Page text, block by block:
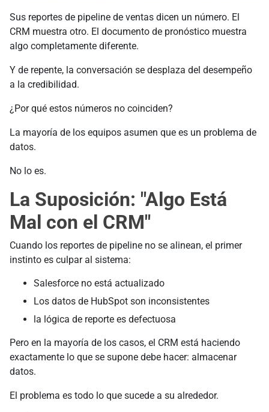
Sus reportes de pipeline de ventas dicen un número. El
CRM muestra otro. El documento de pronóstico muestra
algo completamente diferente.
Y de repente, la conversación se desplaza del desempeño
a la credibilidad.
¿Por qué estos números no coinciden?
La mayoría de los equipos asumen que es un problema de
datos.
No lo es.
La Suposición: "Algo Está
Mal con el CRM"
Cuando los reportes de pipeline no se alinean, el primer
instinto es culpar al sistema:
Salesforce no está actualizado
Los datos de HubSpot son inconsistentes
la lógica de reporte es defectuosa
Pero en la mayoría de los casos, el CRM está haciendo
exactamente lo que se supone debe hacer: almacenar
datos.
El problema es todo lo que sucede a su alrededor.